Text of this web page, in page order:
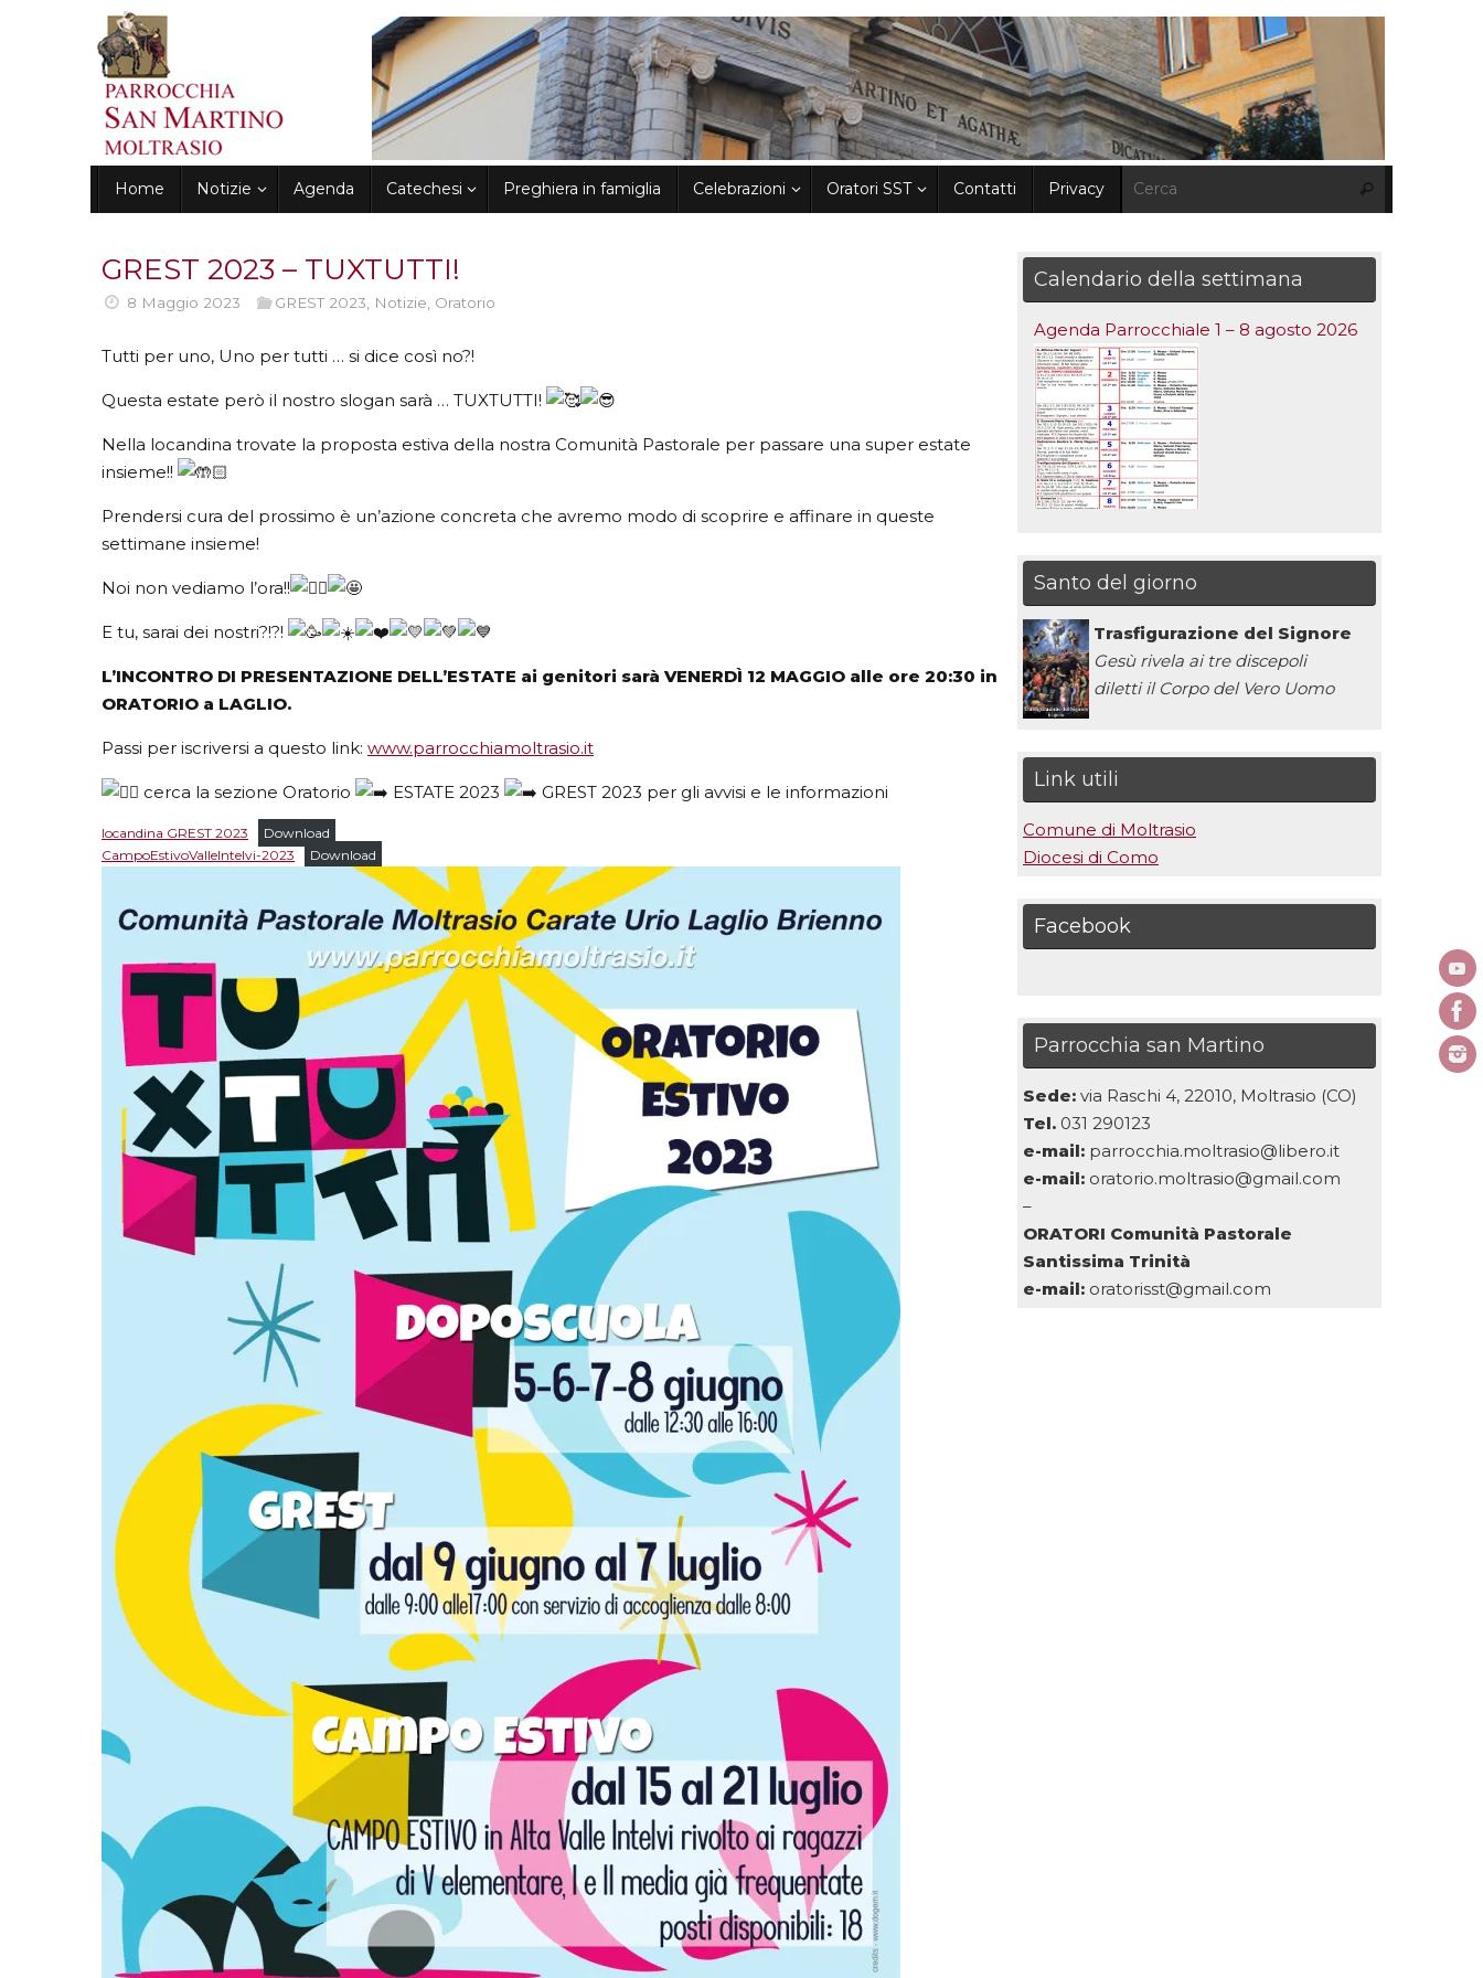
Home Notizie Agenda Catechesi Preghiera in famiglia Celebrazioni Oratori SST Contatti Privacy Cerca
GREST 2023 – TUXTUTTI!
8 Maggio 2023 GREST 2023 Notizie Oratorio
Tutti per uno, Uno per tutti … si dice così no?!
Questa estate però il nostro slogan sarà … TUXTUTTI!
Nella locandina trovate la proposta estiva della nostra Comunità Pastorale per passare una super estate
insieme!!
Prendersi cura del prossimo è un’azione concreta che avremo modo di scoprire e affinare in queste
settimane insieme!
Noi non vediamo l’ora!!
E tu, sarai dei nostri?!?!
L’INCONTRO DI PRESENTAZIONE DELL’ESTATE ai genitori sarà VENERDÌ 12 MAGGIO alle ore 20:30 in
ORATORIO a LAGLIO.
Passi per iscriversi a questo link: www.parrocchiamoltrasio.it
cerca la sezione Oratorio ESTATE 2023 GREST 2023 per gli avvisi e le informazioni
locandina GREST 2023
Download
CampoEstivoValleIntelvi-2023
Download
Calendario della settimana
Agenda Parrocchiale 1 – 8 agosto 2026
Santo del giorno
Trasfigurazione del Signore
Gesù rivela ai tre discepoli
diletti il Corpo del Vero Uomo
Link utili
Comune di Moltrasio
Diocesi di Como
Facebook
Parrocchia san Martino
Sede: via Raschi 4, 22010, Moltrasio (CO)
Tel. 031 290123
e-mail: parrocchia.moltrasio@libero.it
e-mail: oratorio.moltrasio@gmail.com
–
ORATORI Comunità Pastorale
Santissima Trinità
e-mail: oratorisst@gmail.com